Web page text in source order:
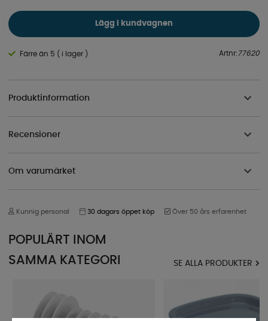
Lägg i kundvagnen
Färre än 5 ( i lager ) Artnr: 77620
Produktinformation
Recensioner
Om varumärket
Kunnig personal 30 dagars öppet köp Över 50 års erfarenhet
POPULÄRT INOM
SAMMA KATEGORI
SE ALLA PRODUKTER